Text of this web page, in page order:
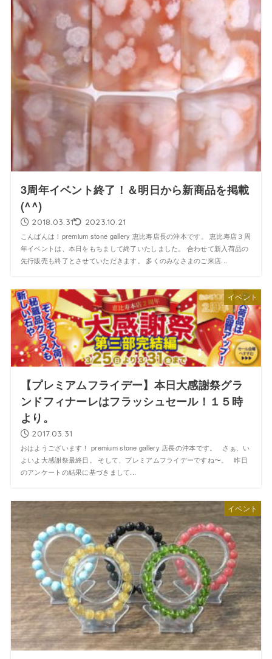
3周年イベント終了！＆明日から新商品を掲載
(^^)
2018.03.31 2023.10.21
こんばんは！premium stone gallery 恵比寿店長の沖本です。 恵比寿店３周
年イベントは、本日をもちまして終了いたしました。 合わせて新入荷品の
先行販売も終了とさせていただきます。 多くのみなさまのご来店...
イベント
【プレミアムフライデー】本日大感謝祭グラ
ンドフィナーレはフラッシュセール！１５時
より。
2017.03.31
おはようございます！ premium stone gallery 店長の沖本です。 さぁ、い
よいよ大感謝祭最終日。 そして、プレミアムフライデーですね〜。 昨日
のアンケートの結果に基づきまして...
イベント